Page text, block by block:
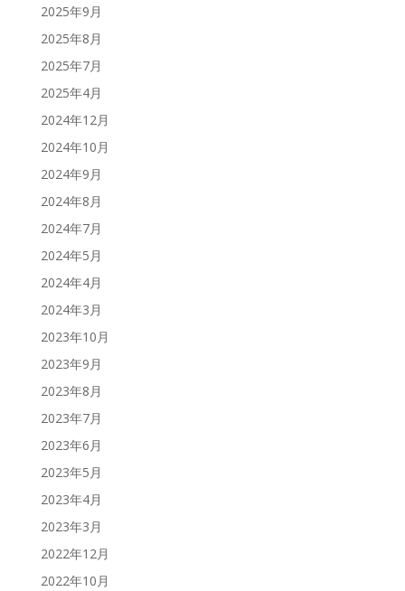
2025年9月
2025年8月
2025年7月
2025年4月
2024年12月
2024年10月
2024年9月
2024年8月
2024年7月
2024年5月
2024年4月
2024年3月
2023年10月
2023年9月
2023年8月
2023年7月
2023年6月
2023年5月
2023年4月
2023年3月
2022年12月
2022年10月